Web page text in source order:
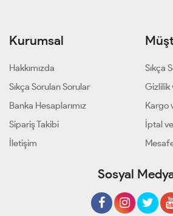
Kurumsal
Hakkımızda
Sıkça Sorulan Sorular
Banka Hesaplarımız
Sipariş Takibi
İletişim
Sıkça
Gizlilik
Kargo
İptal
Sosyal